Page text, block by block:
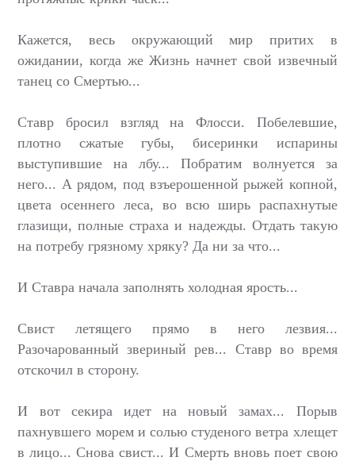
Кажется, весь окружающий мир притих в
ожидании, когда же Жизнь начнет свой извечный
танец со Смертью...
Ставр бросил взгляд на Флосси. Побелевшие,
плотно сжатые губы, бисеринки испарины
выступившие на лбу... Побратим волнуется за
него... А рядом, под взъерошенной рыжей копной,
цвета осеннего леса, во всю ширь распахнутые
глазищи, полные страха и надежды. Отдать такую
на потребу грязному хряку? Да ни за что...
И Ставра начала заполнять холодная ярость...
Свист летящего прямо в него лезвия...
Разочарованный звериный рев... Ставр во время
отскочил в сторону.
И вот секира идет на новый замах... Порыв
пахнувшего морем и солью студеного ветра хлещет
в лицо... Снова свист... И Смерть вновь поет свою